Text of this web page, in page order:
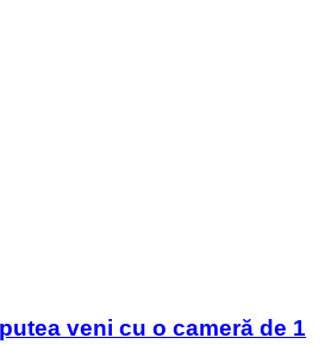
veni cu o cameră de 1